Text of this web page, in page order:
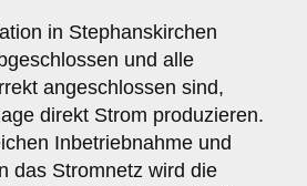
in Stephanskirchen
und alle
angeschlossen sind,
direkt Strom produzieren.
Inbetriebnahme und
das Stromnetz wird die